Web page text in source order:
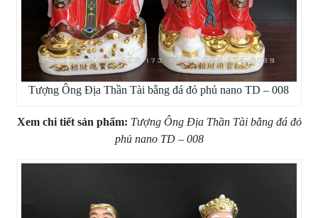
Tượng Ông Địa Thần Tài bằng đá đỏ phủ nano TD – 008
Xem chi tiết sản phẩm: Tượng Ông Địa Thần Tài bằng đá đỏ
phủ nano TD – 008